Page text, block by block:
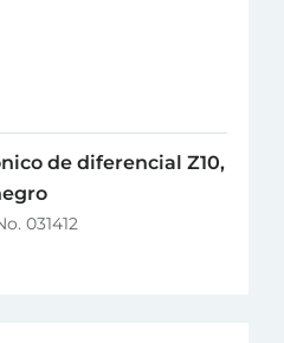
de diferencial Z10,
031412